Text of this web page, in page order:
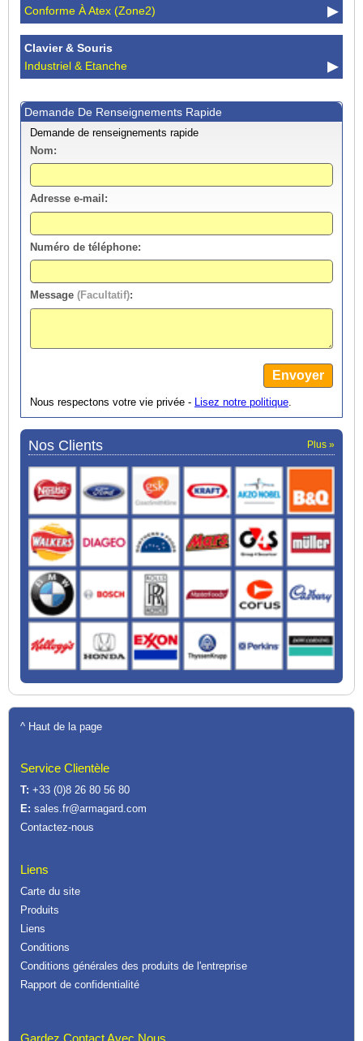
Conforme À Atex (Zone2)
Clavier & Souris
Industriel & Etanche
Demande De Renseignements Rapide
Demande de renseignements rapide
Nom:
Adresse e-mail:
Numéro de téléphone:
Message (Facultatif):
Nous respectons votre vie privée - Lisez notre politique
Plus »
Nos Clients
^ Haut de la page
Service Clientèle
T: +33 (0)8 26 80 56 80
E: sales.fr@armagard.com
Contactez-nous
Liens
Carte du site
Produits
Liens
Conditions
Conditions générales des produits de l'entreprise
Rapport de confidentialité